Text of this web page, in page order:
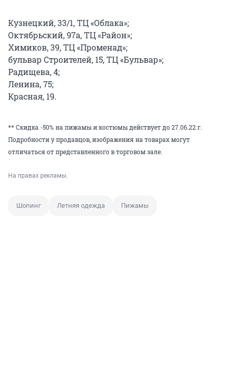
Кузнецкий, 33/1, ТЦ «Облака»;
Октябрьский, 97а, ТЦ «Район»;
Химиков, 39, ТЦ «Променад»;
бульвар Строителей, 15, ТЦ «Бульвар»;
Радищева, 4;
Ленина, 75;
Красная, 19.
** Скидка -50% на пижамы и костюмы действует до 27.06.22 г.
Подробности у продавцов, изображения на товарах могут
отличаться от представленного в торговом зале.
На правах рекламы.
Шопинг Летняя одежда Пижамы